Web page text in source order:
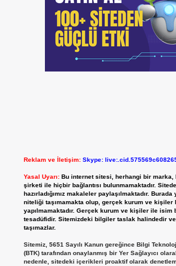
Reklam ve İletişim: Skype:
Yasal Uyarı: Bu internet sitesi, herhangi bir marka,
şirketi ile hiçbir bağlantısı bulunmamaktadır.
hazırladığımız makaleler paylaşılmaktadır.
niteliği taşımamakta olup, gerçek kurum ve kişiler
yapılmamaktadır. Gerçek kurum ve kişiler ile isim
tesadüfidir. Sitemizdeki bilgiler taslak halindedir
taşımazlar.
Sitemiz, 5651 Sayılı Kanun gereğince Bilgi
(BTK) tarafından onaylanmış bir Yer Sağlayıcı
nedenle, sitedeki içerikleri proaktif olarak